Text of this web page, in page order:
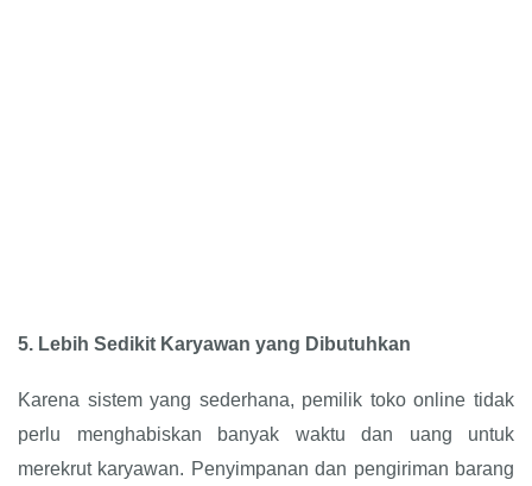
5. Lebih Sedikit Karyawan yang Dibutuhkan
Karena sistem yang sederhana, pemilik toko online tidak
perlu menghabiskan banyak waktu dan uang untuk
merekrut karyawan. Penyimpanan dan pengiriman barang